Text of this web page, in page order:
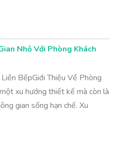
Nhỏ Với Phòng Khách
BếpGiới Thiệu Về Phòng
xu hướng thiết kế mà còn là
gian sống hạn chế. Xu